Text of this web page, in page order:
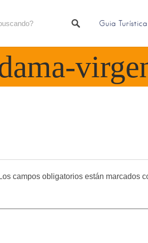
Guia Turística
Los campos obligatorios están marcados